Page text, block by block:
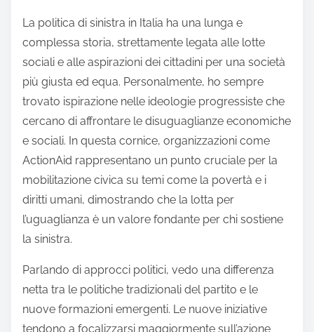
La politica di sinistra in Italia ha una lunga e
complessa storia, strettamente legata alle lotte
sociali e alle aspirazioni dei cittadini per una società
più giusta ed equa. Personalmente, ho sempre
trovato ispirazione nelle ideologie progressiste che
cercano di affrontare le disuguaglianze economiche
e sociali. In questa cornice, organizzazioni come
ActionAid rappresentano un punto cruciale per la
mobilitazione civica su temi come la povertà e i
diritti umani, dimostrando che la lotta per
l’uguaglianza è un valore fondante per chi sostiene
la sinistra.
Parlando di approcci politici, vedo una differenza
netta tra le politiche tradizionali del partito e le
nuove formazioni emergenti. Le nuove iniziative
tendono a focalizzarsi maggiormente sull’azione